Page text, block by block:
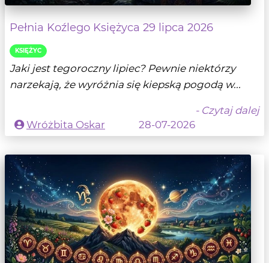
Pełnia Koźlego Księżyca 29 lipca 2026
KSIĘŻYC
Jaki jest tegoroczny lipiec? Pewnie niektórzy
narzekają, że wyróżnia się kiepską pogodą w...
- Czytaj dalej
Wróżbita Oskar
28-07-2026